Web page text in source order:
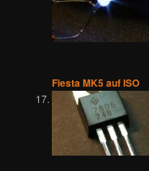
Fiesta MK5 auf ISO